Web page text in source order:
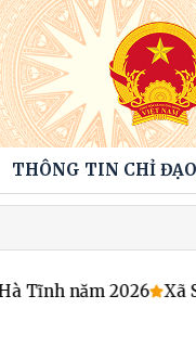
THÔNG TIN CHỈ
Tĩnh năm 2026 Xã